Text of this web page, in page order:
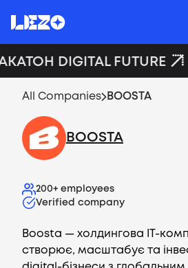
DIGITAL FUTURE
All Companies BOOSTA
BOOSTA
200+ employees
Verified company
Boosta — холдингова ІТ-
створює, масштабує та